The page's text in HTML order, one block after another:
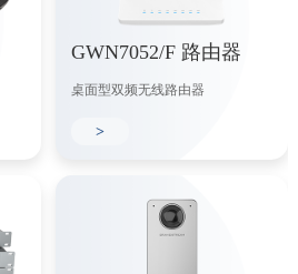
GWN7052/F 路由器
桌面型双频无线路由器
>